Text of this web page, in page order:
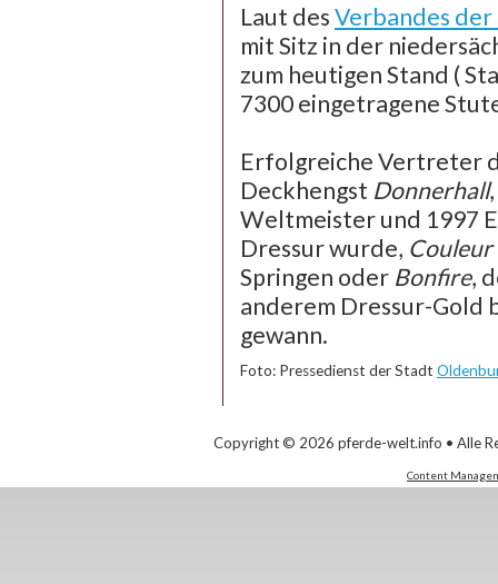
Laut desVerbandes
mit Sitz in der
zum heutigen Stand (
7300 eingetragene
Erfolgreiche Vertreter
Deckhengst Donnerhall
Weltmeister und 1997
Dressur wurde, Couleur
Springen oder Bonfire,
anderem Dressur-Gold
gewann.
Foto: Pressedienst der Stadt
Copyright © 2026 pferde-welt.info • Alle
Content